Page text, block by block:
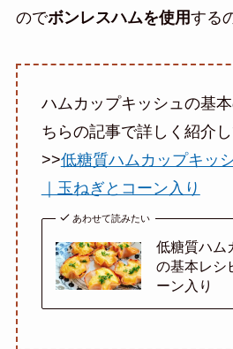
のでボンレスハムを使用する
ハムカップキッシュの基
ちらの記事で詳しく紹介し
>>低糖質ハムカップキッ
｜玉ねぎとコーン入り
あわせて読みたい
低糖質ハム
の基本レシ
ーン入り